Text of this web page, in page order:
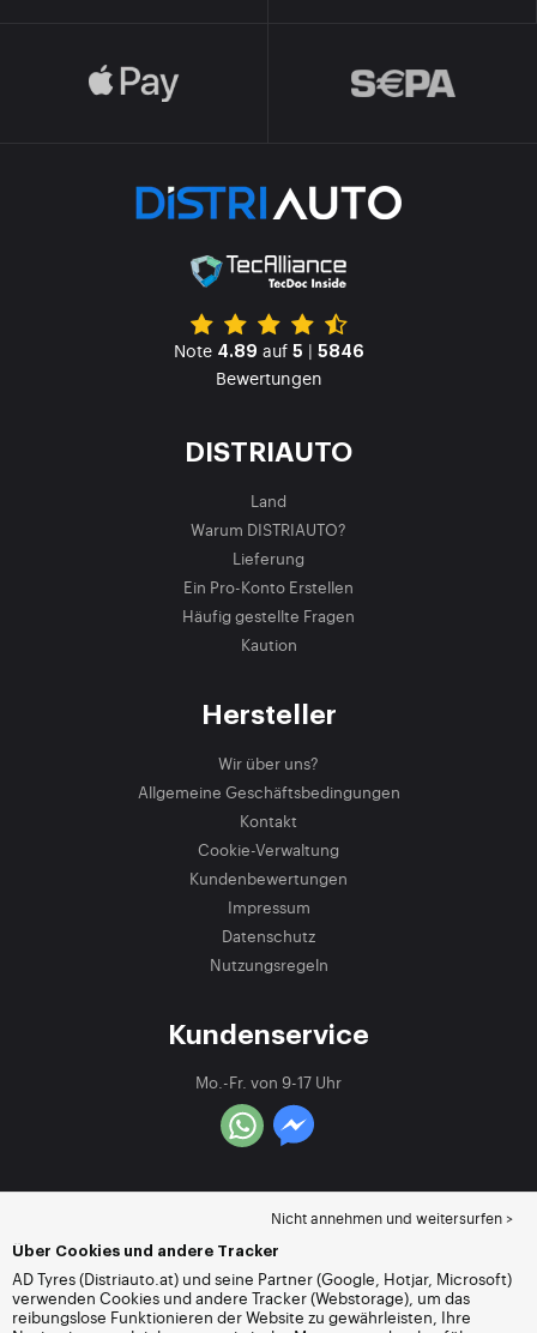
Note 4.89 auf 5 | 5846
Bewertungen
DISTRIAUTO
Land
Warum DISTRIAUTO?
Lieferung
Ein Pro-Konto Erstellen
Häufig gestellte Fragen
Kaution
Hersteller
Wir über uns?
Allgemeine Geschäftsbedingungen
Kontakt
Cookie-Verwaltung
Kundenbewertungen
Impressum
Datenschutz
Nutzungsregeln
Kundenservice
Mo.-Fr. von 9-17 Uhr
Nicht annehmen und weitersurfen >
Über Cookies und andere Tracker
AD Tyres (Distriauto.at) und seine Partner (Google, Hotjar, Microsoft)
verwenden Cookies und andere Tracker (Webstorage), um das
reibungslose Funktionieren der Website zu gewährleisten, Ihre